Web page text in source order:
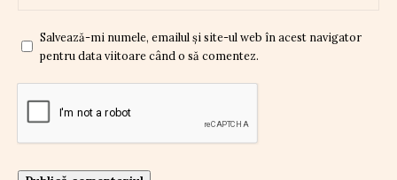
Salvează-mi numele, emailul și site-ul web în acest navigator
pentru data viitoare când o să comentez.